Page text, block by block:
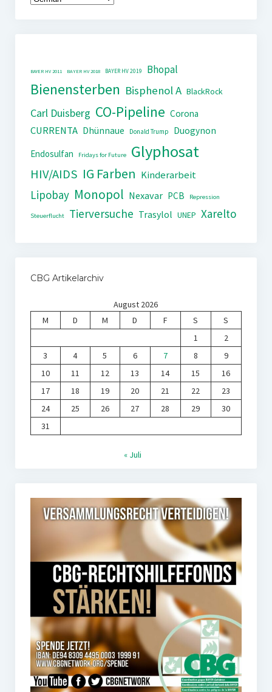
BAYER HV 2011 BAYER HV 2018 BAYER HV 2019 Bhopal
Bienensterben Bisphenol A BlackRock
Carl Duisberg CO-Pipeline Corona
CURRENTA Dhünnaue Donald Trump
Duogynon
Endosulfan
Fridays for Future Glyphosat
HIV/AIDS IG Farben Kinderarbeit
Lipobay Monopol Nexavar PCB Repression
Steuerflucht Tierversuche Trasylol UNEP Xarelto
CBG Artikelarchiv
August 2026
M
D M D F S
S
1
2
3
4 5 6 7 8
9
10
11 12 13 14 15
16
17
18 19 20 21 22
23
24
25 26 27 28 29
30
31
« Juli